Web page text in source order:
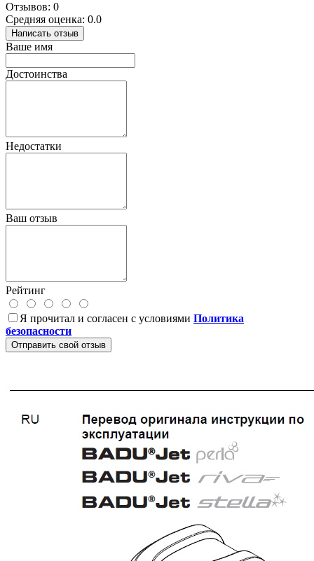
Отзывов: 0
Средняя оценка: 0.0
Написать отзыв
Ваше имя
Достоинства
Недостатки
Ваш отзыв
Рейтинг
Я прочитал и согласен с условиями Политика
безопасности
Отправить свой отзыв